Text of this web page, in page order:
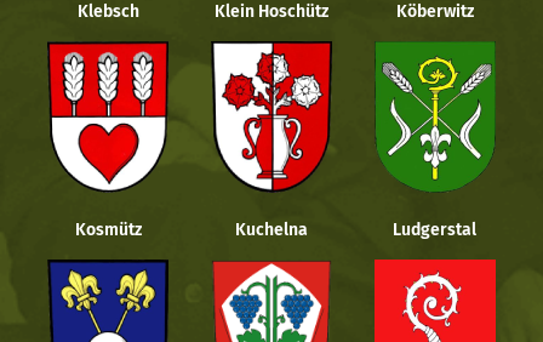
Klebsch Klein Hoschütz Köberwitz
Kosmütz Kuchelna Ludgerstal